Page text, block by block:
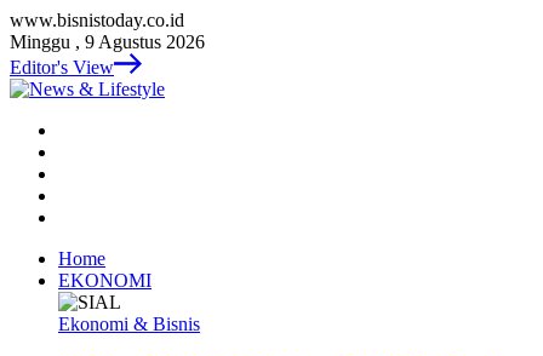
www.bisnistoday.co.id
Minggu , 9 Agustus 2026
Editor's View
Home
EKONOMI
Ekonomi & Bisnis